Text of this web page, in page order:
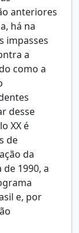
anteriores
há na
impasses
a
como a
desse
XX é
de
da
1990, a
e, por